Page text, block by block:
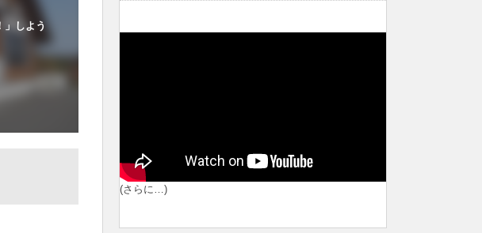
」しよう
(さらに…)